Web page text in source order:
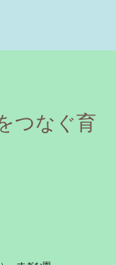
つなぐ育